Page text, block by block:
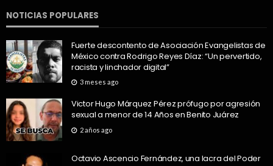
NOTICIAS POPULARES
Fuerte descontento de Asociación Evangelistas de
México contra Rodrigo Reyes Díaz: “Un pervertido,
racista y linchador digital”
3 meses ago
Victor Hugo Márquez Pérez prófugo por agresión
sexual a menor de 14 Años en Benito Juárez
2 años ago
Octavio Ascencio Fernández, una lacra del Poder